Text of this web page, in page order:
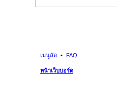
เมนูลัด FAQ
หน้าเว็บบอร์ด